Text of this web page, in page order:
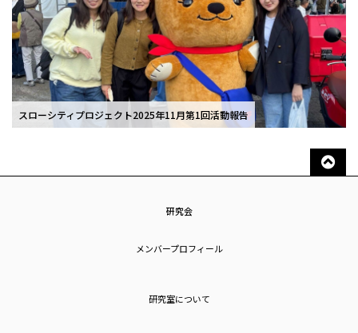
スローシティプロジェクト2025年11月第1回活動報告
研究会
メンバープロフィール
研究室について